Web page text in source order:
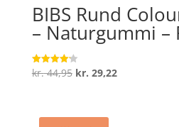
BIBS Rund
– Naturgummi –
Vurderet
4.2
kr.44,95 Den
var:
kr. 29,22Den